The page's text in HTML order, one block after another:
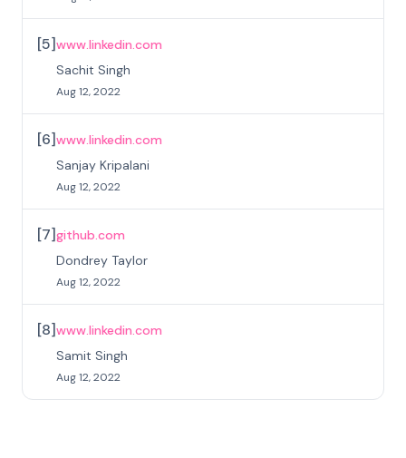
[5]www.linkedin.com
Sachit Singh
Aug 12, 2022
[6]www.linkedin.com
Sanjay Kripalani
Aug 12, 2022
[7]github.com
Dondrey Taylor
Aug 12, 2022
[8]www.linkedin.com
Samit Singh
Aug 12, 2022